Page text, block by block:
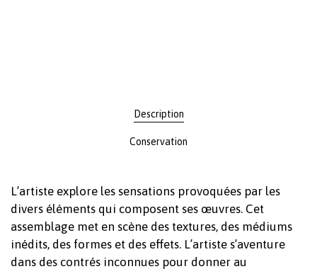
Description
Conservation
L’artiste explore les sensations provoquées par les
divers éléments qui composent ses œuvres. Cet
assemblage met en scène des textures, des médiums
inédits, des formes et des effets. L’artiste s’aventure
dans des contrés inconnues pour donner au